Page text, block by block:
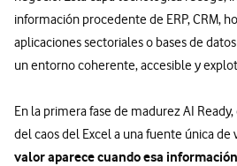
información procedente de ERP, CRM,
aplicaciones sectoriales o bases de
un entorno coherente, accesible y
En la primera fase de madurez AI
del caos del Excel a una fuente única de
valor aparece cuando esa